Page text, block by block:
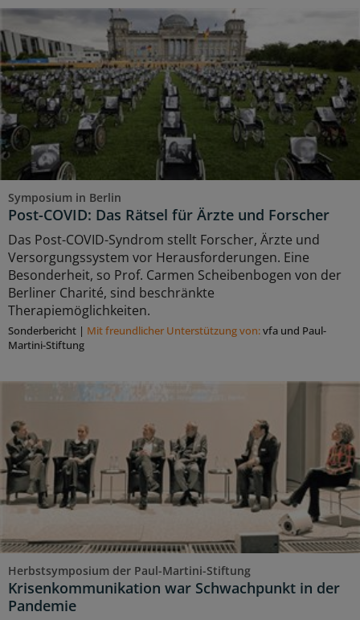
Symposium in Berlin
Post-COVID: Das Rätsel für Ärzte und Forscher
Das Post-COVID-Syndrom stellt Forscher, Ärzte und
Versorgungssystem vor Herausforderungen. Eine
Besonderheit, so Prof. Carmen Scheibenbogen von der
Berliner Charité, sind beschränkte
Therapiemöglichkeiten.
Sonderbericht | Mit freundlicher Unterstützung von:vfa und Paul-
Martini-Stiftung
Herbstsymposium der Paul-Martini-Stiftung
Krisenkommunikation war Schwachpunkt in der
Pandemie